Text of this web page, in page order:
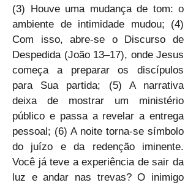
(3) Houve uma mudança de tom: o
ambiente de intimidade mudou; (4)
Com isso, abre-se o Discurso de
Despedida (João 13–17), onde Jesus
começa a preparar os discípulos
para Sua partida; (5) A narrativa
deixa de mostrar um ministério
público e passa a revelar a entrega
pessoal; (6) A noite torna-se símbolo
do juízo e da redenção iminente.
Você já teve a experiência de sair da
luz e andar nas trevas? O inimigo